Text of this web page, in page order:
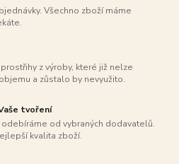
Všechno zboží máme
z výroby, které již nelze
a zůstalo by nevyužito.
tvoření
od vybraných dodavatelů.
kvalita zboží.